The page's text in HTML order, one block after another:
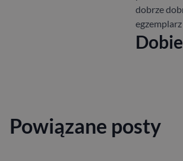
dobrze
Powiązane posty